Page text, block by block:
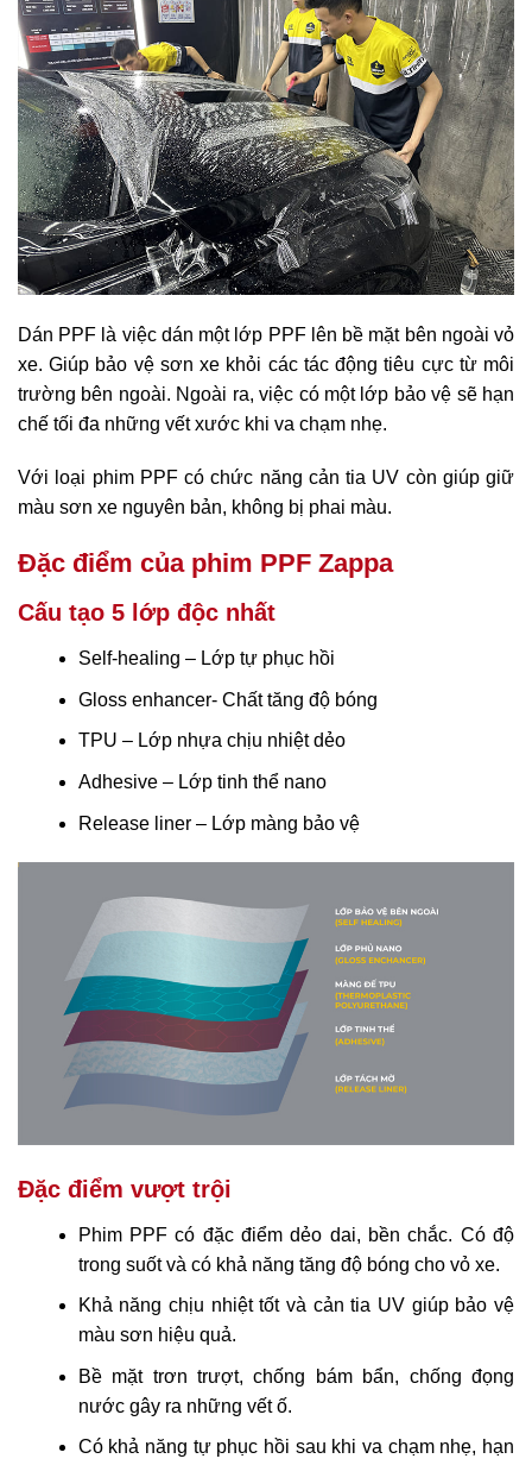
Dán PPF là việc dán một lớp PPF lên bề mặt bên ngoài vỏ
xe. Giúp bảo vệ sơn xe khỏi các tác động tiêu cực từ môi
trường bên ngoài. Ngoài ra, việc có một lớp bảo vệ sẽ hạn
chế tối đa những vết xước khi va chạm nhẹ.
Với loại phim PPF có chức năng cản tia UV còn giúp giữ
màu sơn xe nguyên bản, không bị phai màu.
Đặc điểm của phim PPF Zappa
Cấu tạo 5 lớp độc nhất
Self-healing – Lớp tự phục hồi
Gloss enhancer- Chất tăng độ bóng
TPU – Lớp nhựa chịu nhiệt dẻo
Adhesive – Lớp tinh thể nano
Release liner – Lớp màng bảo vệ
Đặc điểm vượt trội
Phim PPF có đặc điểm dẻo dai, bền chắc. Có độ
trong suốt và có khả năng tăng độ bóng cho vỏ xe.
Khả năng chịu nhiệt tốt và cản tia UV giúp bảo vệ
màu sơn hiệu quả.
Bề mặt trơn trượt, chống bám bẩn, chống đọng
nước gây ra những vết ố.
Có khả năng tự phục hồi sau khi va chạm nhẹ, hạn